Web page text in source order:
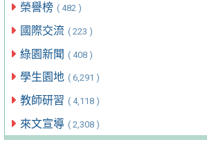
榮譽榜 ( 482 )
國際交流 ( 223 )
綠園新聞 ( 408 )
學生園地 ( 6,291 )
教師研習 ( 4,118 )
來文宣導 ( 2,308 )